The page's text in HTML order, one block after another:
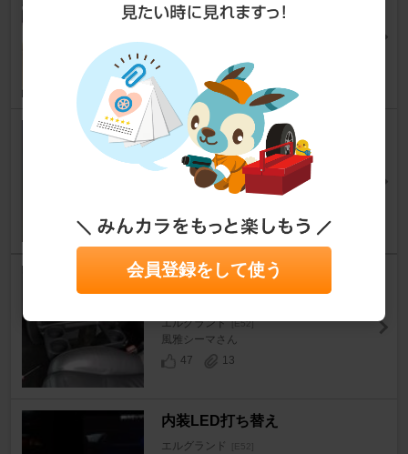
エルグランド [E52]
運転席、助手席足元のLED化
エルグランド [E52]
masaXさん
13
社外センターコンソールＢＯＸ
を加工して２列目へ
エルグランド [E52]
風雅シーマさん
47
13
内装LED打ち替え
エルグランド [E52]
会員登録をして使う